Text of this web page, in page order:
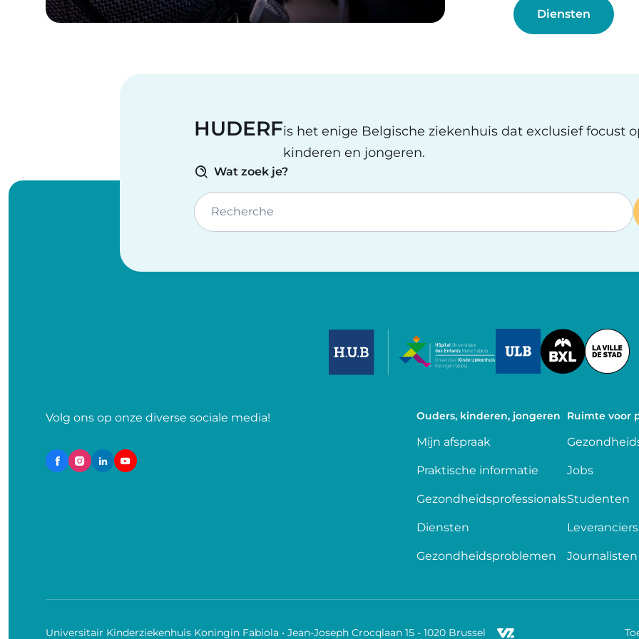
Diensten
HUDERFis het enige Belgische ziekenhuis dat exclusief focust
kinderen en jongeren.
Wat zoek je?
Recherche
Image
Volg ons op onze diverse sociale media! Ouders, kinderen, jongeren
Mijn afspraak
Praktische informatie
Gezondheidsprofessionals
Diensten
Gezondheidsproblemen
Ruimte voor
Jobs
Studenten
Leveranciers
Journalisten
Universitair Kinderziekenhuis Koningin Fabiola • Jean-Joseph Crocqlaan 15 - 1020 Brussel